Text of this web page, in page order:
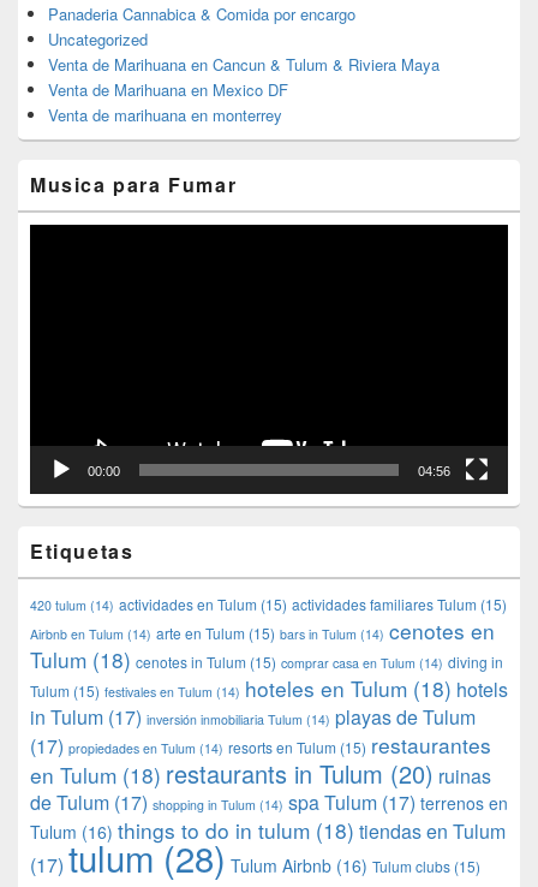
Panaderia Cannabica & Comida por encargo
Uncategorized
Venta de Marihuana en Cancun & Tulum & Riviera Maya
Venta de Marihuana en Mexico DF
Venta de marihuana en monterrey
Musica para Fumar
00:00 04:56
Etiquetas
420 tulum (14) actividades en Tulum (15) actividades familiares Tulum (15)
Airbnb en Tulum (14) arte en Tulum (15) bars in Tulum (14) cenotes en
Tulum (18) cenotes in Tulum (15) comprar casa en Tulum (14) diving in
Tulum (15) festivales en Tulum (14) hoteles en Tulum (18) hotels
in Tulum (17) inversión inmobiliaria Tulum (14) playas de Tulum
(17) propiedades en Tulum (14) resorts en Tulum (15) restaurantes
en Tulum (18) restaurants in Tulum (20) ruinas
de Tulum (17) shopping in Tulum (14) spa Tulum (17) terrenos en
Tulum (16) things to do in tulum (18) tiendas en Tulum
(17) tulum(28) Tulum Airbnb (16) Tulum clubs (15)